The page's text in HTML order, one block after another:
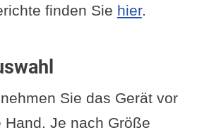
finden Sie hier.
Sie das Gerät vor
Hand. Je nach Größe